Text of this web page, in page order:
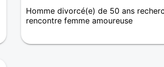
Homme divorcé(e) de 50 ans
rencontre femme amoureuse
amicales et le hasard fera le reste.